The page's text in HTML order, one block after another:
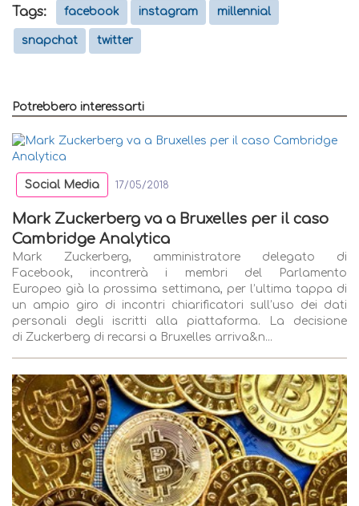
Tags: facebook instagram millennial
snapchat twitter
Potrebbero interessarti
Social Media 17/05/2018
Mark Zuckerberg va a Bruxelles per il caso
Cambridge Analytica
Mark Zuckerberg, amministratore delegato di
Facebook, incontrerà i membri del Parlamento
Europeo già la prossima settimana, per l’ultima tappa di
un ampio giro di incontri chiarificatori sull’uso dei dati
personali degli iscritti alla piattaforma. La decisione
di Zuckerberg di recarsi a Bruxelles arriva&n...